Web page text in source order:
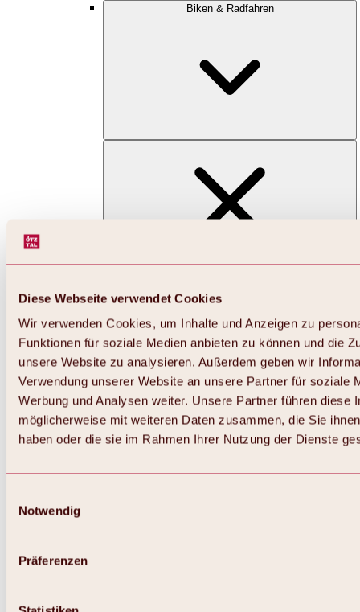
Diese Webseite verwendet Cookies
Wir verwenden Cookies, um Inhalte und Anzeigen zu
Funktionen für soziale Medien anbieten zu können und die
unsere Website zu analysieren. Außerdem geben wir
Verwendung unserer Website an unsere Partner für soziale
Werbung und Analysen weiter. Unsere Partner führen diese
möglicherweise mit weiteren Daten zusammen, die Sie
haben oder die sie im Rahmen Ihrer Nutzung der Dienste
Notwendig
Präferenzen
Biken & Radfahren